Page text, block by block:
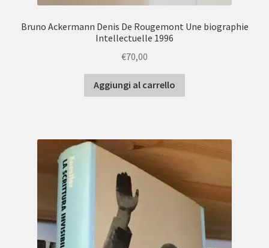
Bruno Ackermann Denis De Rougemont Une biographie
Intellectuelle 1996
€70,00
Aggiungi al carrello